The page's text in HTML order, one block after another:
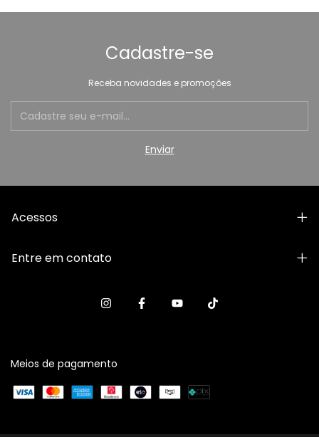
Cadastre-se
Receba novidades e promoções
Acessos
Entre em contato
Meios de pagamento